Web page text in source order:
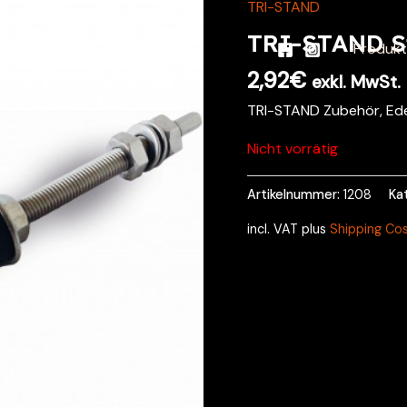
TRI-STAND
TRI-STAND
2,92€ exkl. MwSt.
TRI-STAND Zubehör,
Nicht vorrätig
Artikelnummer: 1208
incl. VAT plus Shipping